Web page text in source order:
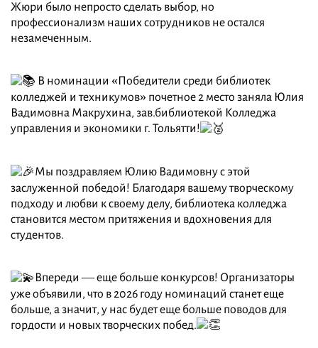
Жюри было непросто сделать выбор, но
профессионализм наших сотрудников не остался
незамеченным.
В номинации «Победители среди библиотек
колледжей и техникумов» почетное 2 место заняла Юлия
Вадимовна Макрухина, зав.библиотекой Колледжа
управления и экономики г. Тольятти!
Мы поздравляем Юлию Вадимовну с этой
заслуженной победой! Благодаря вашему творческому
подходу и любви к своему делу, библиотека колледжа
становится местом притяжения и вдохновения для
студентов.
Впереди — еще больше конкурсов! Организаторы
уже объявили, что в 2026 году номинаций станет еще
больше, а значит, у нас будет еще больше поводов для
гордости и новых творческих побед.